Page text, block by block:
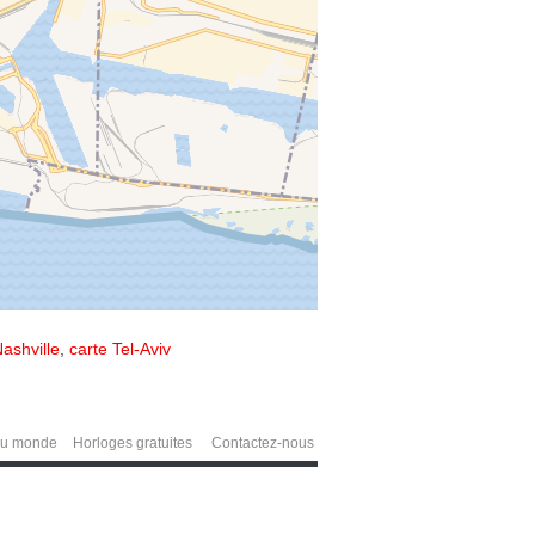
carte Tel-Aviv
monde Horloges gratuites Contactez-nous